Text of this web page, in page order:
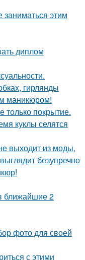
этим
диплом
гирлянды
маникюром!
только покрытие.
куклы селятся
выходит из моды,
безупречно
ближайшие 2
фото для своей
с этими